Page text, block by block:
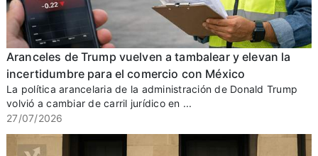
Aranceles de Trump vuelven a tambalear y elevan la
incertidumbre para el comercio con México
La política arancelaria de la administración de Donald Trump
volvió a cambiar de carril jurídico en ...
27/07/2026